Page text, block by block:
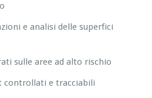
e analisi delle superfici
sulle aree ad alto rischio
controllati e tracciabili